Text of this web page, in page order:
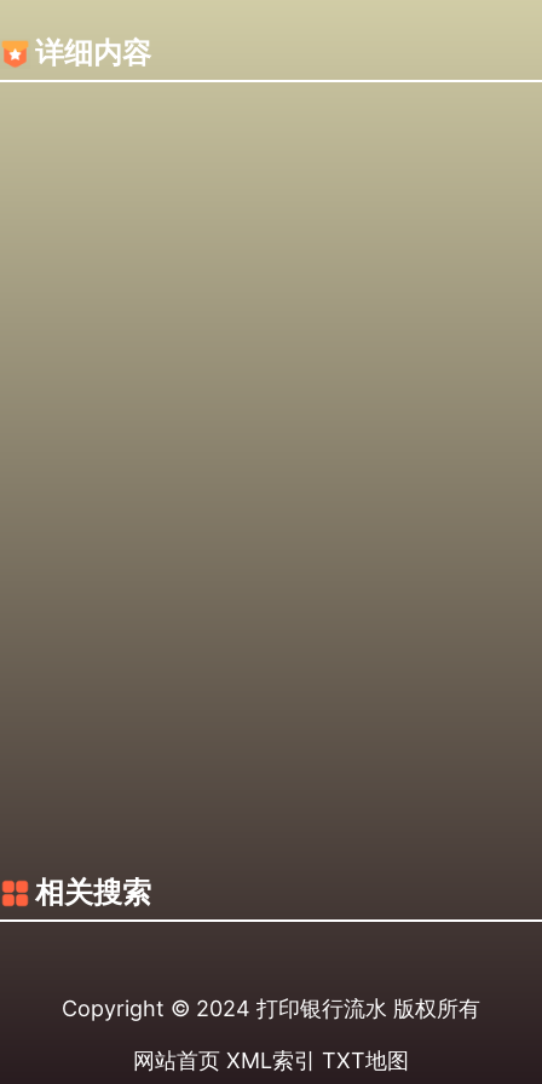
详细内容
相关搜索
Copyright © 2024 打印银行流水 版权所有
网站首页 XML索引 TXT地图